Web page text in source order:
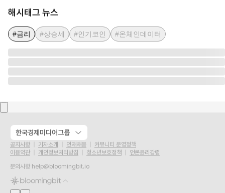
해시태그 뉴스
#금리 #상승세 #인기코인 #온체인데이터
한국경제미디어그룹
공지사항 기자소개 인재채용
커뮤니티 운영정책
이용약관
개인정보처리방침 청소년보호정책
언론윤리강령
문의사항 help@bloomingbit.io